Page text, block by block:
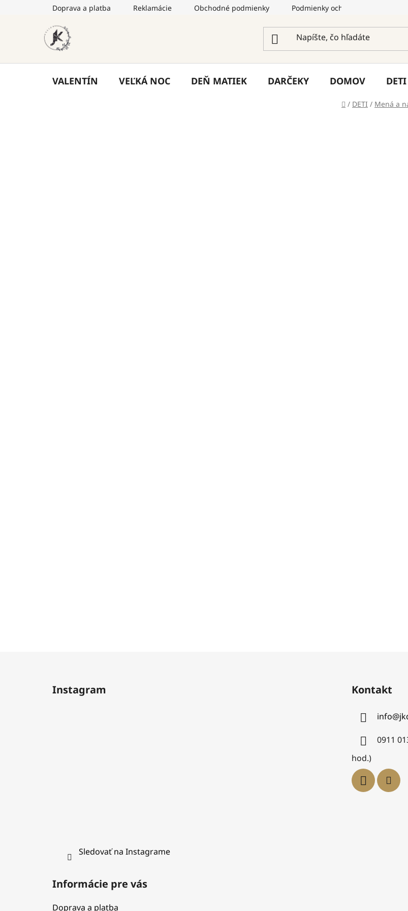
Doprava a platba Reklamácie Obchodné podmienky Podmienky ochrany osobných
VALENTÍN VEĽKÁ NOC DEŇ MATIEK DARČEKY DOMOV DETI
Domov
/ DETI / Mená a
Instagram
Sledovať na Instagrame
Kontakt
info@
0911
hod.)
Informácie pre vás
Doprava a platba